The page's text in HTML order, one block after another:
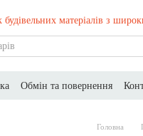
будівельних матеріалів з
Обмін та повернення
Головна